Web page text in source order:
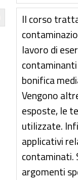
Il corso
lavoro di
bonifica
Vengono
esposte, le
utilizzate.
applicativi
contaminati.
argomenti